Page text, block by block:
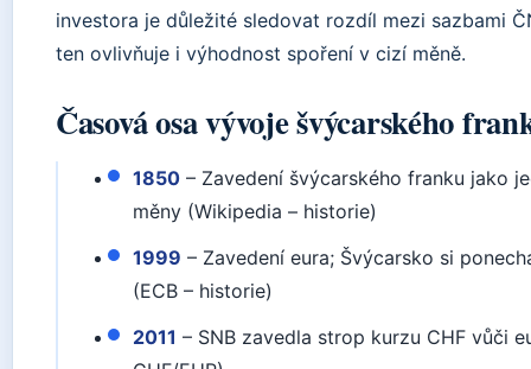
investora je důležité sledovat rozdíl mezi sazbami
ten ovlivňuje i výhodnost spoření v cizí měně.
Časová osa vývoje švýcarského
1850 – Zavedení švýcarského franku jako
měny (Wikipedia – historie)
1999 – Zavedení eura; Švýcarsko si
(ECB – historie)
2011 – SNB zavedla strop kurzu CHF vůči